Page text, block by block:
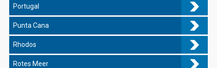
Portugal
Punta Cana
Rhodos
Rotes Meer